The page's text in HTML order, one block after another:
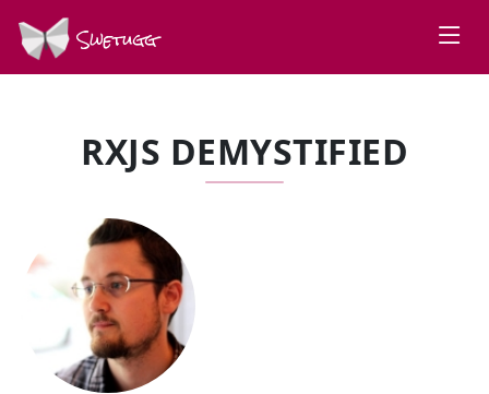
Swetugg
RXJS DEMYSTIFIED
SPEAKERS